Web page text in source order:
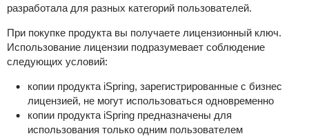
разработала для разных категорий пользователей.
При покупке продукта вы получаете лицензионный ключ.
Использование лицензии подразумевает соблюдение
следующих условий:
копии продукта iSpring, зарегистрированные с бизнес
лицензией, не могут использоваться одновременно
копии продукта iSpringпредназначены для
использования только одним пользователем